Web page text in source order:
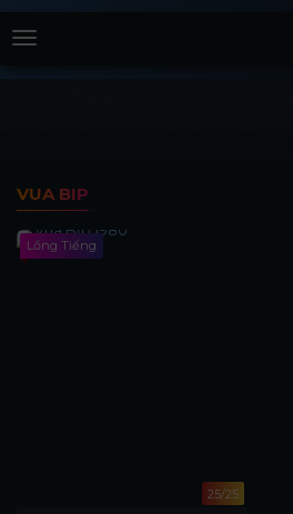
Menu
VUA BIP
Lồng Tiếng
25/25